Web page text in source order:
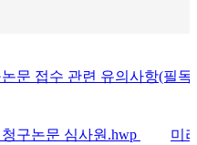
문 접수 관련 유의사항(필독
구논문 심사원.hwp
미